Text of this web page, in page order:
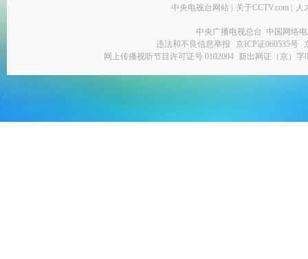
中央电视台网站 关于CCTV.com 人
中央广播电视总台 中国网络
违法和不良信息举报
京ICP证060535号
网上传播视听节目许可证号 0102004 新出网证（京）